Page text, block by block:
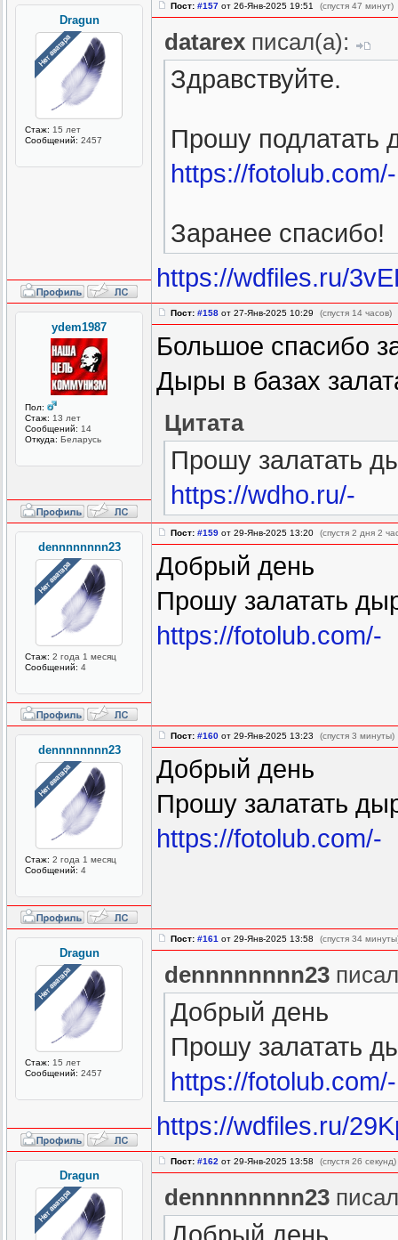
Dragun
Стаж: 15 лет
Сообщений: 2457
Пост: #157 от 26-Янв-2025 19:51 (спустя 47 минут)
datarexписал(а):
Здравствуйте.
Прошу подлатать
https://fotolub.com/-
Заранее спасибо!
https://wdfiles.ru/
ydem1987
Пол:
Стаж: 13 лет
Сообщений: 14
Откуда: Беларусь
Пост: #158 от 27-Янв-2025 10:29 (спустя 14 часов)
Большое спасибо
Дыры в базах
Цитата
Прошу залатать
https://wdho.ru/-
dennnnnnnn23
Стаж: 2 года 1 месяц
Сообщений: 4
Пост: #159 от 29-Янв-2025 13:20 (спустя 2 дня 2
Добрый день
Прошу залатать
https://fotolub.com/-
dennnnnnnn23
Стаж: 2 года 1 месяц
Сообщений: 4
Пост: #160 от 29-Янв-2025 13:23 (спустя 3 минуты)
Добрый день
Прошу залатать
https://fotolub.com/-
Dragun
Стаж: 15 лет
Сообщений: 2457
Пост: #161 от 29-Янв-2025 13:58 (спустя 34
dennnnnnnn23
Добрый день
Прошу залатать
https://fotolub.com/-
https://wdfiles.ru/
Dragun
Пост: #162 от 29-Янв-2025 13:58 (спустя 26 секунд)
dennnnnnnn23